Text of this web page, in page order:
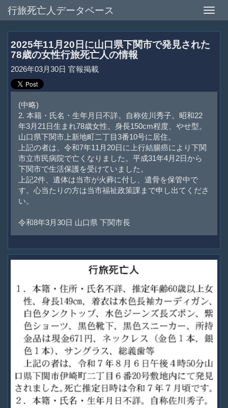
Toggle
行旅死亡人データベース
2025年11月20日に山口県下関市で発見された
78歳の女性行旅死亡人の情報
2026年03月30日 官報掲載
(中略)
2. 本籍・氏名・生年月日不詳。自称佐川秀子。昭和22
年3月21日生まれ78歳女性。身長150cm程度、やせ型。
山口県下関市上新地町二丁目3番10号に居住。
上記の者は、令和7年11月20日に上行結腸癌により下関
市立市民病院で亡くなりました。平成31年4月2日から
下関市で生活保護を受けていました。
上記2件、遺体は当市が火葬に付し、遺骨を保管中で
す。心当たりの方は当市福祉政策課まで申し出てくださ
い。
令和8年3月30日 山口県 下関市長